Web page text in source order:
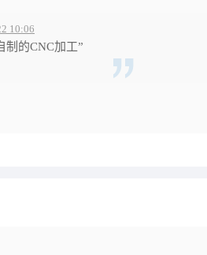
10:06
制的CNC加工”